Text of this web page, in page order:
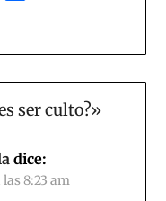
ser culto?»
dice:
las 8:23 am